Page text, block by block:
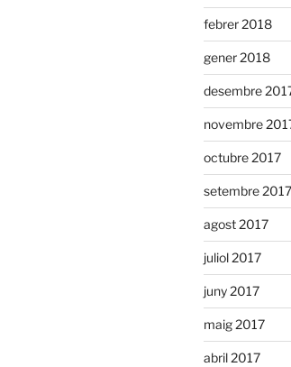
febrer 2018
gener 2018
desembre
novembre
octubre 2017
setembre 2017
agost 2017
juliol 2017
juny 2017
maig 2017
abril 2017